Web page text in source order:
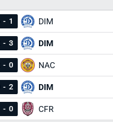
- 1 DIM
- 3 DIM
- 0 NAC
- 2 DIM
- 0 CFR